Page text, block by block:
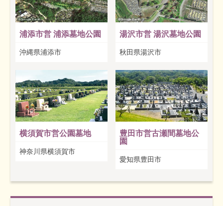
浦添市営 浦添墓地公園
沖縄県浦添市
湯沢市営 湯沢墓地公園
秋田県湯沢市
横須賀市営公園墓地
神奈川県横須賀市
豊田市営古瀬間墓地公
園
愛知県豊田市